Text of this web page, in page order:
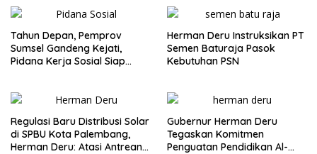
Tahun Depan, Pemprov
Sumsel Gandeng Kejati,
Pidana Kerja Sosial Siap
Herman Deru Instruksikan PT
Semen Baturaja Pasok
Kebutuhan PSN
Regulasi Baru Distribusi Solar
di SPBU Kota Palembang,
Herman Deru: Atasi Antrean
Gubernur Herman Deru
Tegaskan Komitmen
Penguatan Pendidikan Al-